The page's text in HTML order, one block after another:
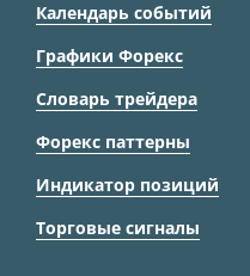
Календарь событий
Графики Форекс
Словарь трейдера
Форекс паттерны
Индикатор позиций
Торговые сигналы